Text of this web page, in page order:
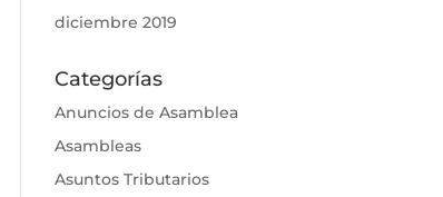
diciembre 2019
Categorías
Anuncios de Asamblea
Asambleas
Asuntos Tributarios